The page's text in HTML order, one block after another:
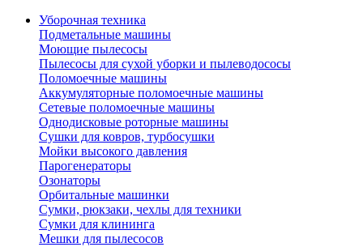
Уборочная техника
Подметальные машины
Моющие пылесосы
Пылесосы для сухой уборки и пылеводососы
Поломоечные машины
Аккумуляторные поломоечные машины
Сетевые поломоечные машины
Однодисковые роторные машины
Сушки для ковров, турбосушки
Мойки высокого давления
Парогенераторы
Озонаторы
Орбитальные машинки
Сумки, рюкзаки, чехлы для техники
Сумки для клининга
Мешки для пылесосов